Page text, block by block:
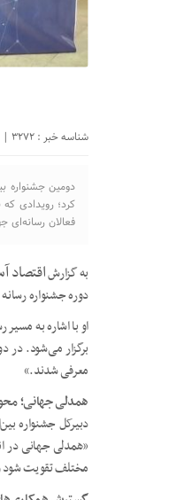
شناسه خبر : 3272 | تاریخ انتشار : 10 دسامبر 2025 - 19:48 |
دومین جشنواره
کرد؛ رویدادی
فعالان رسانه‌ای
به گزارشاقتصاد
دوره جشنواره
او با اشاره به
معرفی شدند.»
همدلی جهانی؛
«همدلی جهانی در
مختلف تقویت شود